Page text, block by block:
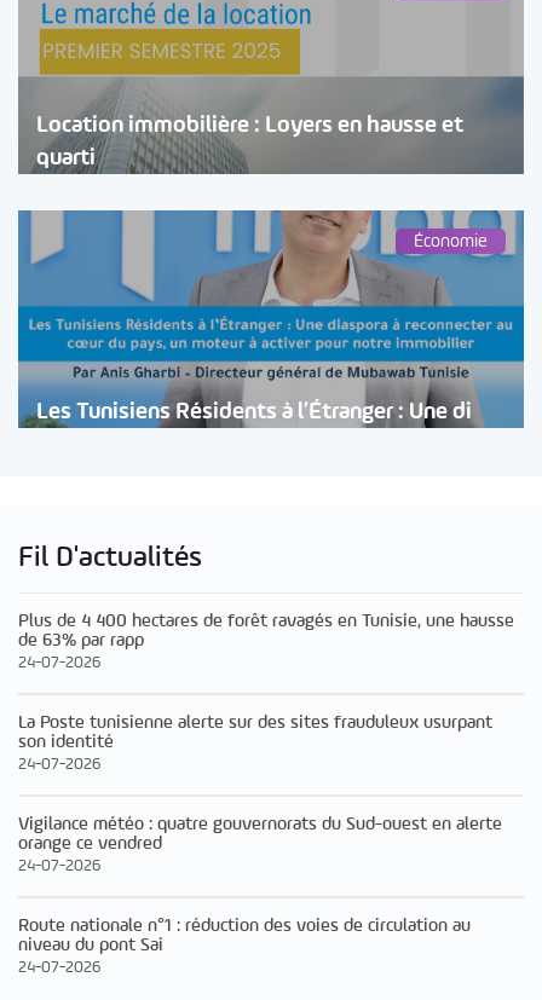
Location immobilière : Loyers en hausse et
quarti
Économie
Les Tunisiens Résidents à l’Étranger : Une di
Fil D'actualités
Plus de 4 400 hectares de forêt ravagés en Tunisie, une hausse
de 63% par rapp
24-07-2026
La Poste tunisienne alerte sur des sites frauduleux usurpant
son identité
24-07-2026
Vigilance météo : quatre gouvernorats du Sud-ouest en alerte
orange ce vendred
24-07-2026
Route nationale n°1 : réduction des voies de circulation au
niveau du pont Sai
24-07-2026